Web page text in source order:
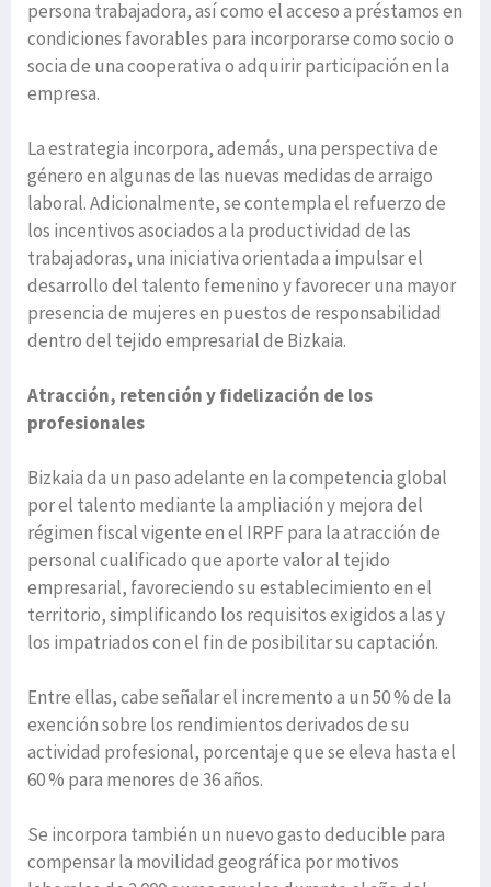
persona trabajadora, así como el acceso a préstamos en
condiciones favorables para incorporarse como socio o
socia de una cooperativa o adquirir participación en la
empresa.
La estrategia incorpora, además, una perspectiva de
género en algunas de las nuevas medidas de arraigo
laboral. Adicionalmente, se contempla el refuerzo de
los incentivos asociados a la productividad de las
trabajadoras, una iniciativa orientada a impulsar el
desarrollo del talento femenino y favorecer una mayor
presencia de mujeres en puestos de responsabilidad
dentro del tejido empresarial de Bizkaia.
Atracción, retención y fidelización de los
profesionales
Bizkaia da un paso adelante en la competencia global
por el talento mediante la ampliación y mejora del
régimen fiscal vigente en el IRPF para la atracción de
personal cualificado que aporte valor al tejido
empresarial, favoreciendo su establecimiento en el
territorio, simplificando los requisitos exigidos a las y
los impatriados con el fin de posibilitar su captación.
Entre ellas, cabe señalar el incremento a un 50 % de la
exención sobre los rendimientos derivados de su
actividad profesional, porcentaje que se eleva hasta el
60 % para menores de 36 años.
Se incorpora también un nuevo gasto deducible para
compensar la movilidad geográfica por motivos